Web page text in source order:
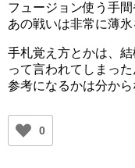
フュージョン使う手
あの戦いは非常に薄氷
手札覚え方とかは、
って言われてしまっ
参考になるかは分か
0